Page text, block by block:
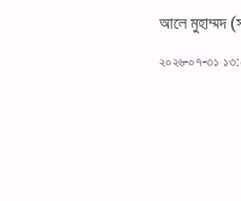
আলে মুহাম্মদ
২০২৬-০৭-৩১